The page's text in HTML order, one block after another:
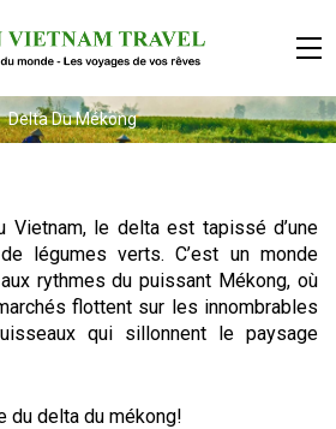
Delta Du Mékong
le delta est tapissé d’une
légumes verts. C’est un monde
rythmes du puissant Mékong, où
flottent sur les innombrables
qui sillonnent le paysage
du delta du mékong!